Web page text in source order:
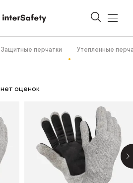
Защитные перчатки Утепленные
нет оценок